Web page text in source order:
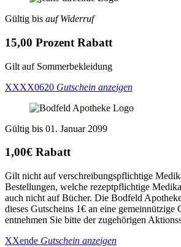
Gültig bis auf Widerruf
15,00 Prozent Rabatt
Gilt auf Sommerbekleidung
XXXX0620 Gutschein anzeigen
Gültig bis 01. Januar 2099
1,00€ Rabatt
Gilt nicht auf verschreibungspflichtige
Bestellungen, welche rezeptpflichtige
auch nicht auf Bücher. Die Bodfeld
dieses Gutscheins 1€ an eine gemeinnützige
entnehmen Sie bitte der zugehörigen
XXende Gutschein anzeigen